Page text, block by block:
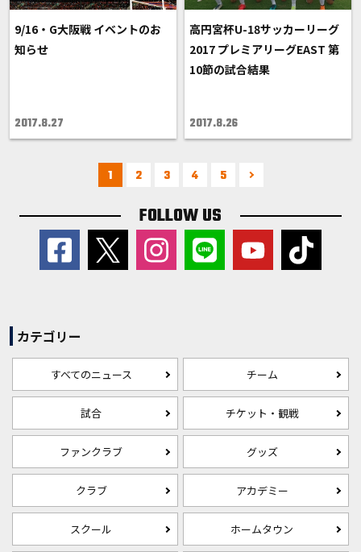
9/16・G大阪戦 イベントのお
知らせ
2017.8.27
高円宮杯U-18サッカーリーグ
2017 プレミアリーグEAST 第
10節の試合結果
2017.8.26
1 2 3 4 5
FOLLOW US
カテゴリー
すべてのニュース チーム
試合 チケット・観戦
ファンクラブ グッズ
クラブ アカデミー
スクール ホームタウン